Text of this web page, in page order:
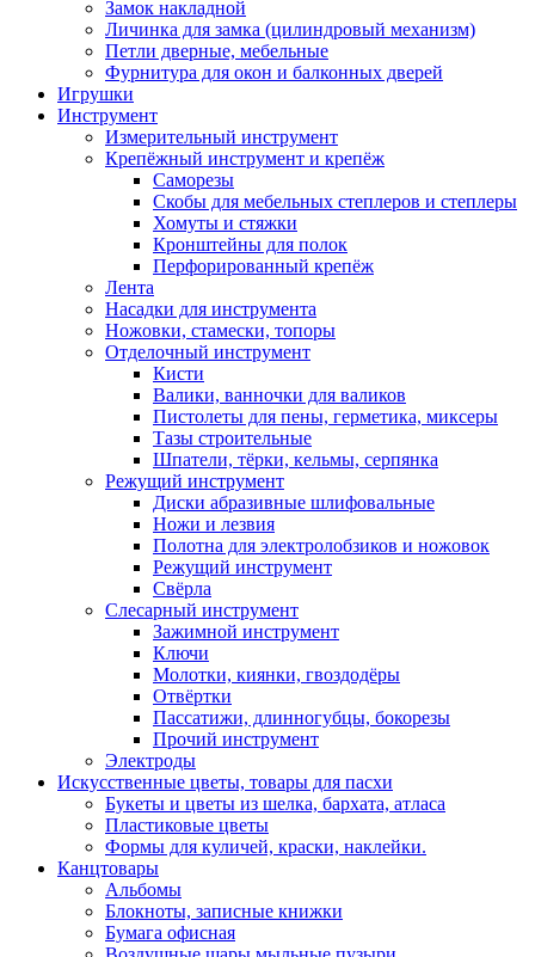
Замок накладной
Личинка для замка (цилиндровый механизм)
Петли дверные, мебельные
Фурнитура для окон и балконных дверей
Игрушки
Инструмент
Измерительный инструмент
Крепёжный инструмент и крепёж
Саморезы
Скобы для мебельных степлеров и степлеры
Хомуты и стяжки
Кронштейны для полок
Перфорированный крепёж
Лента
Насадки для инструмента
Ножовки, стамески, топоры
Отделочный инструмент
Кисти
Валики, ванночки для валиков
Пистолеты для пены, герметика, миксеры
Тазы строительные
Шпатели, тёрки, кельмы, серпянка
Режущий инструмент
Диски абразивные шлифовальные
Ножи и лезвия
Полотна для электролобзиков и ножовок
Режущий инструмент
Свёрла
Слесарный инструмент
Зажимной инструмент
Ключи
Молотки, киянки, гвоздодёры
Отвёртки
Пассатижи, длинногубцы, бокорезы
Прочий инструмент
Электроды
Искусственные цветы, товары для пасхи
Букеты и цветы из шелка, бархата, атласа
Пластиковые цветы
Формы для куличей, краски, наклейки.
Канцтовары
Альбомы
Блокноты, записные книжки
Бумага офисная